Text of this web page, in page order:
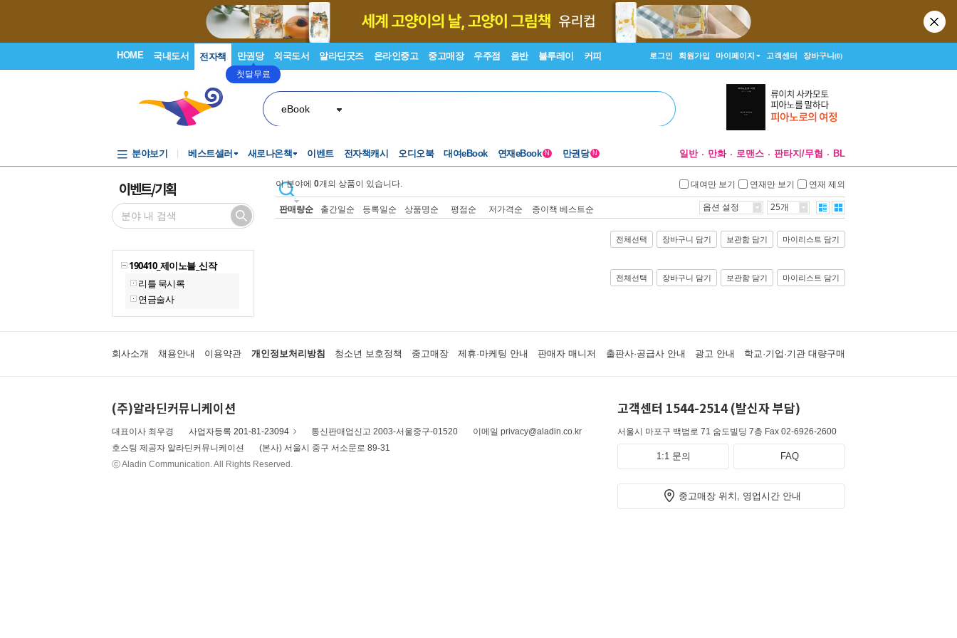
HOME 국내도서 전자책 만권당
첫달무료
외국도서 알라딘굿즈 온라인중고 중고매장 우주점 음반 블루레이 커피 로그인 회원가입 마이페이지 고객센터 장바구니(0)
eBook
분야보기 베스트셀러 새로나온책 이벤트 전자책캐시 오디오북 대여eBook 연재eBook N 만권당 N 일반 만화 로맨스 판타지/무협 BL
이벤트/기획
190410_제이노블_신작
리틀 묵시록
연금술사
이 분야에 0개의 상품이 있습니다. 대여만 보기 연재만 보기 연재 제외
판매량순 출간일순 등록일순 상품명순 평점순 저가격순 종이책 베스트순 옵션 설정 25개
전체선택 장바구니 담기 보관함 담기 마이리스트 담기
전체선택 장바구니 담기 보관함 담기 마이리스트 담기
회사소개 채용안내 이용약관 개인정보처리방침 청소년 보호정책 중고매장 제휴·마케팅 안내 판매자 매니저 출판사·공급사 안내 광고 안내 학교·기업·기관 대량구매
(주)알라딘커뮤니케이션
대표이사 최우경 사업자등록 201-81-23094 통신판매업신고 2003-서울중구-01520
이메일 privacy@aladin.co.kr
호스팅 제공자 알라딘커뮤니케이션
(본사) 서울시 중구 서소문로 89-31
ⓒ Aladin Communication. All Rights Reserved.
고객센터 1544-2514 (발신자 부담)
서울시 마포구 백범로 71 숨도빌딩 7층 Fax 02-6926-2600
1:1 문의 FAQ
중고매장 위치, 영업시간 안내